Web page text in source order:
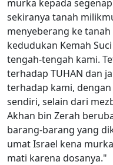
murka kepada
sekiranya tanah
menyeberang ke
kedudukan Kemah
tengah-tengah kami.
terhadap TUHAN dan
terhadap kami,
sendiri, selain dari
Akhan bin Zerah
barang-barang yang
umat Israel kena
mati karena dosanya."